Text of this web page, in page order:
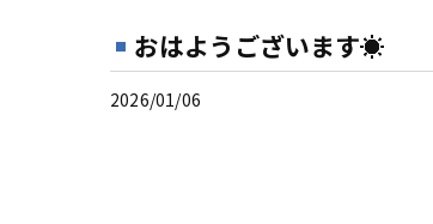
おはようございます☀
2026/01/06